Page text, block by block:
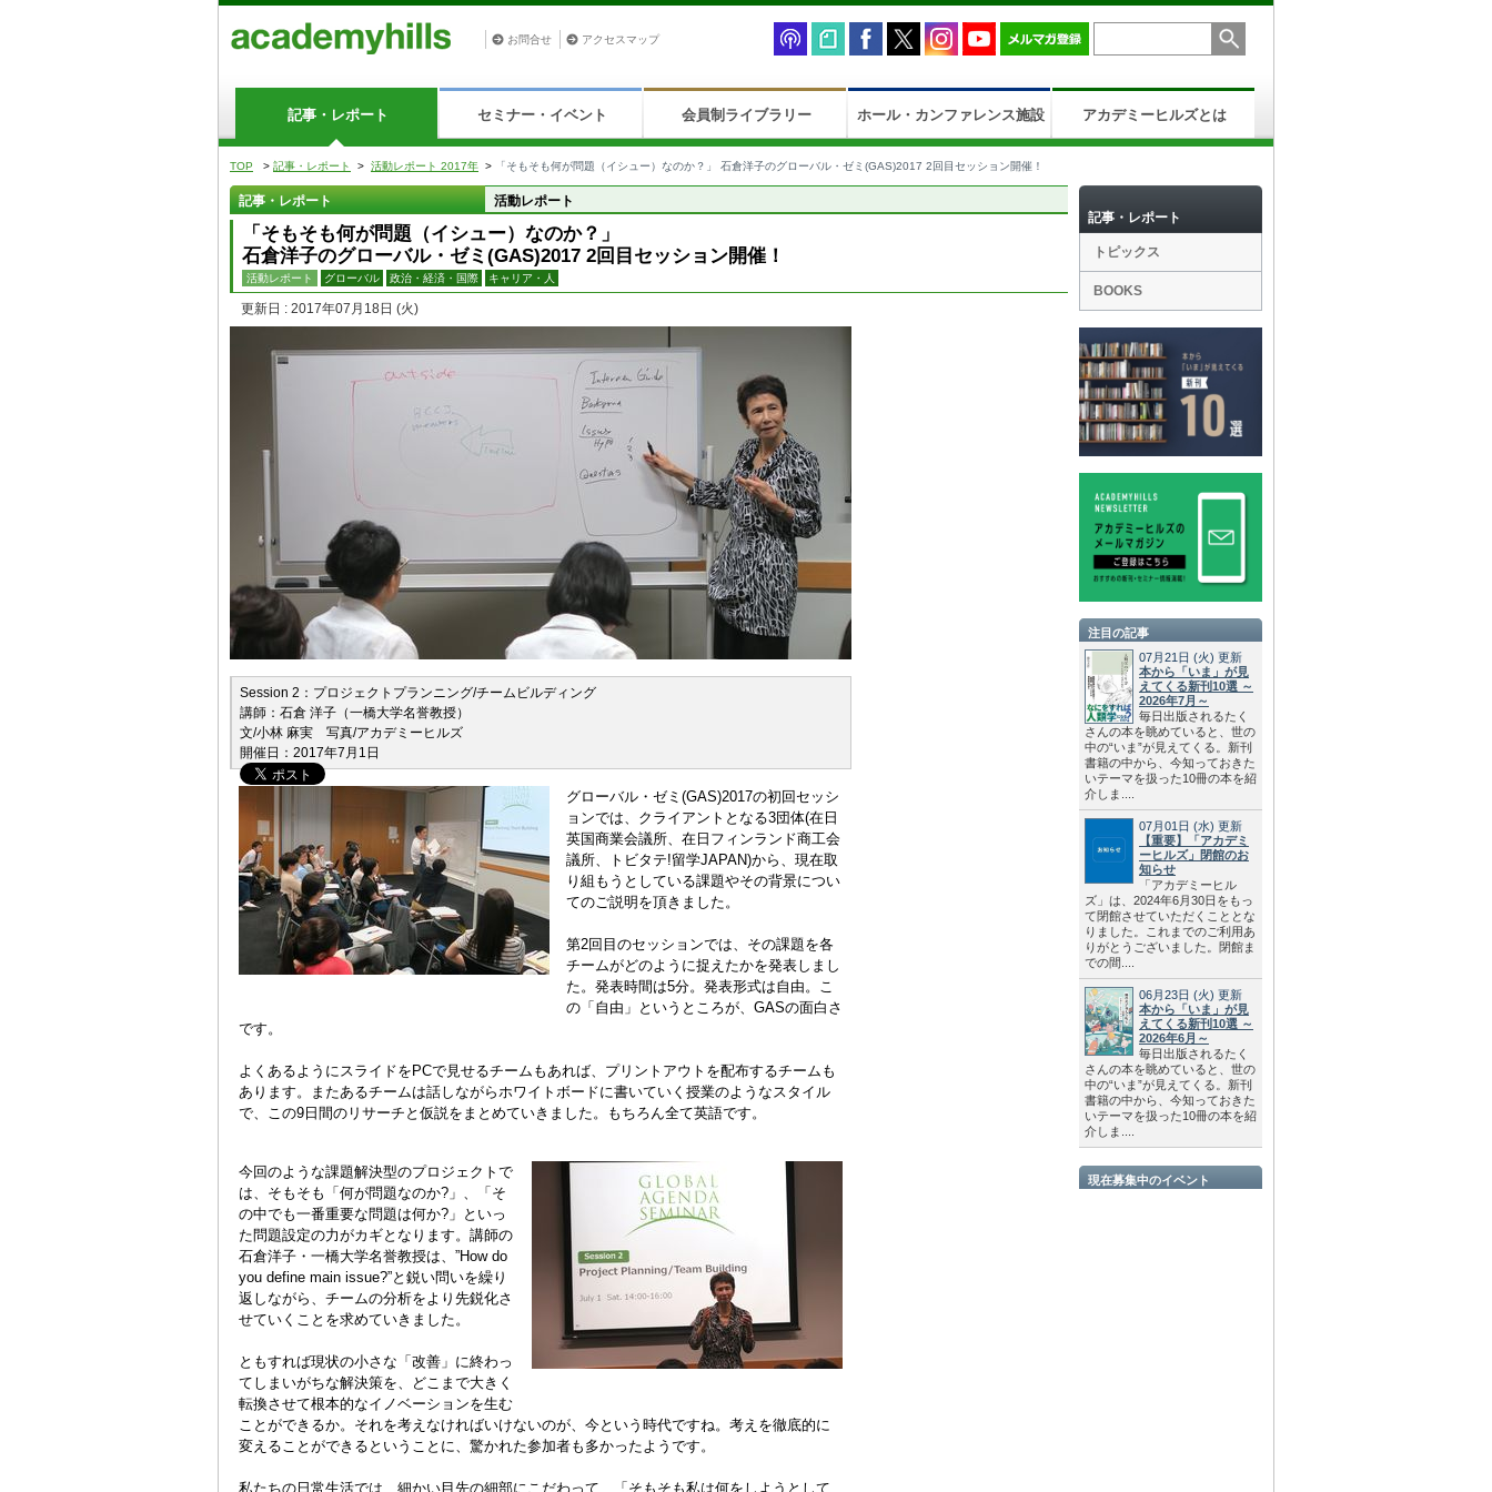
お問合せ アクセスマップ
記事・レポート セミナー・イベント 会員制ライブラリー ホール・カンファレンス施設 アカデミーヒルズとは
TOP > 記事・レポート > 活動レポート 2017年 > 「そもそも何が問題（イシュー）なのか？」 石倉洋子のグローバル・ゼミ(GAS)2017 2回目セッション開催！
記事・レポート 活動レポート
「そもそも何が問題（イシュー）なのか？」
石倉洋子のグローバル・ゼミ(GAS)2017 2回目セッション開催！
活動レポート グローバル 政治・経済・国際 キャリア・人
更新日 : 2017年07月18日 (火)
Session 2：プロジェクトプランニング/チームビルディング
講師：石倉 洋子（一橋大学名誉教授）
文/小林 麻実 写真/アカデミーヒルズ
開催日：2017年7月1日
グローバル・ゼミ(GAS)2017の初回セッシ
ョンでは、クライアントとなる3団体(在日
英国商業会議所、在日フィンランド商工会
議所、トビタテ!留学JAPAN)から、現在取
り組もうとしている課題やその背景につい
てのご説明を頂きました。
第2回目のセッションでは、その課題を各
チームがどのように捉えたかを発表しまし
た。発表時間は5分。発表形式は自由。こ
の「自由」というところが、GASの面白さ
です。
よくあるようにスライドをPCで見せるチームもあれば、プリントアウトを配布するチームも
あります。またあるチームは話しながらホワイトボードに書いていく授業のようなスタイル
で、この9日間のリサーチと仮説をまとめていきました。もちろん全て英語です。
今回のような課題解決型のプロジェクトで
は、そもそも「何が問題なのか?」、「そ
の中でも一番重要な問題は何か?」といっ
た問題設定の力がカギとなります。講師の
石倉洋子・一橋大学名誉教授は、”How do
you define main issue?”と鋭い問いを繰り
返しながら、チームの分析をより先鋭化さ
せていくことを求めていきました。
ともすれば現状の小さな「改善」に終わっ
てしまいがちな解決策を、どこまで大きく
転換させて根本的なイノベーションを生む
ことができるか。それを考えなければいけないのが、今という時代ですね。考えを徹底的に
変えることができるということに、驚かれた参加者も多かったようです。
私たちの日常生活では、細かい目先の細部にこだわって、「そもそも私は何をしようとして
記事・レポート
トピックス
BOOKS
注目の記事
07月21日 (火) 更新
本から「いま」が見
えてくる新刊10選 ～
2026年7月～
毎日出版されるたく
さんの本を眺めていると、世の
中の“いま”が見えてくる。新刊
書籍の中から、今知っておきた
いテーマを扱った10冊の本を紹
介しま....
07月01日 (水) 更新
【重要】「アカデミ
ーヒルズ」閉館のお
知らせ
「アカデミーヒル
ズ」は、2024年6月30日をもっ
て閉館させていただくこととな
りました。これまでのご利用あ
りがとうございました。閉館ま
での間....
06月23日 (火) 更新
本から「いま」が見
えてくる新刊10選 ～
2026年6月～
毎日出版されるたく
さんの本を眺めていると、世の
中の“いま”が見えてくる。新刊
書籍の中から、今知っておきた
いテーマを扱った10冊の本を紹
介しま....
現在募集中のイベント